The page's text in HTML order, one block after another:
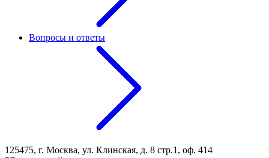
Вопросы и ответы
125475, г. Москва, ул. Клинская, д. 8 стр.1, оф. 414